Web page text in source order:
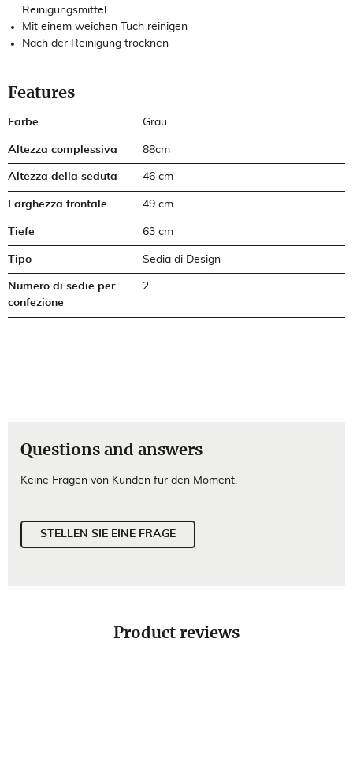
Reinigungsmittel
Mit einem weichen Tuch reinigen
Nach der Reinigung trocknen
Features
Farbe Grau
Altezza complessiva 88cm
Altezza della seduta 46 cm
Larghezza frontale 49 cm
Tiefe 63 cm
Tipo Sedia di Design
Numero di sedie per
confezione
2
Questions and answers
Keine Fragen von Kunden für den Moment.
STELLEN SIE EINE FRAGE
Product reviews